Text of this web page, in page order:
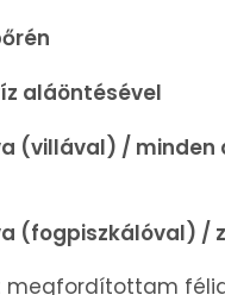
aláöntésével
(villával) / minden
(fogpiszkálóval) /
megfordítottam